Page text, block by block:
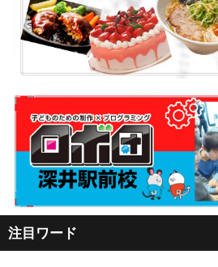
注目ワード